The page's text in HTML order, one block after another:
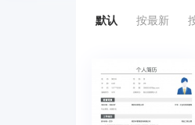
默认 按最新